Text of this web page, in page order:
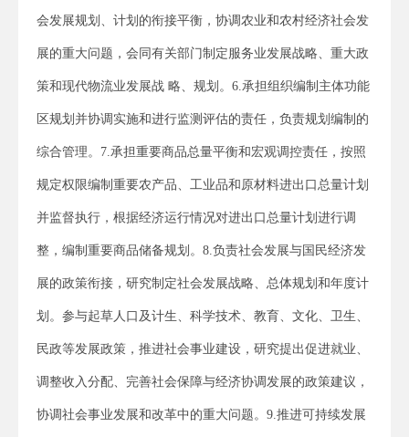
会发展规划、计划的衔接平衡，协调农业和农村经济社会发
展的重大问题，会同有关部门制定服务业发展战略、重大政
策和现代物流业发展战 略、规划。6.承担组织编制主体功能
区规划并协调实施和进行监测评估的责任，负责规划编制的
综合管理。7.承担重要商品总量平衡和宏观调控责任，按照
规定权限编制重要农产品、工业品和原材料进出口总量计划
并监督执行，根据经济运行情况对进出口总量计划进行调
整，编制重要商品储备规划。8.负责社会发展与国民经济发
展的政策衔接，研究制定社会发展战略、总体规划和年度计
划。参与起草人口及计生、科学技术、教育、文化、卫生、
民政等发展政策，推进社会事业建设，研究提出促进就业、
调整收入分配、完善社会保障与经济协调发展的政策建议，
协调社会事业发展和改革中的重大问题。9.推进可持续发展